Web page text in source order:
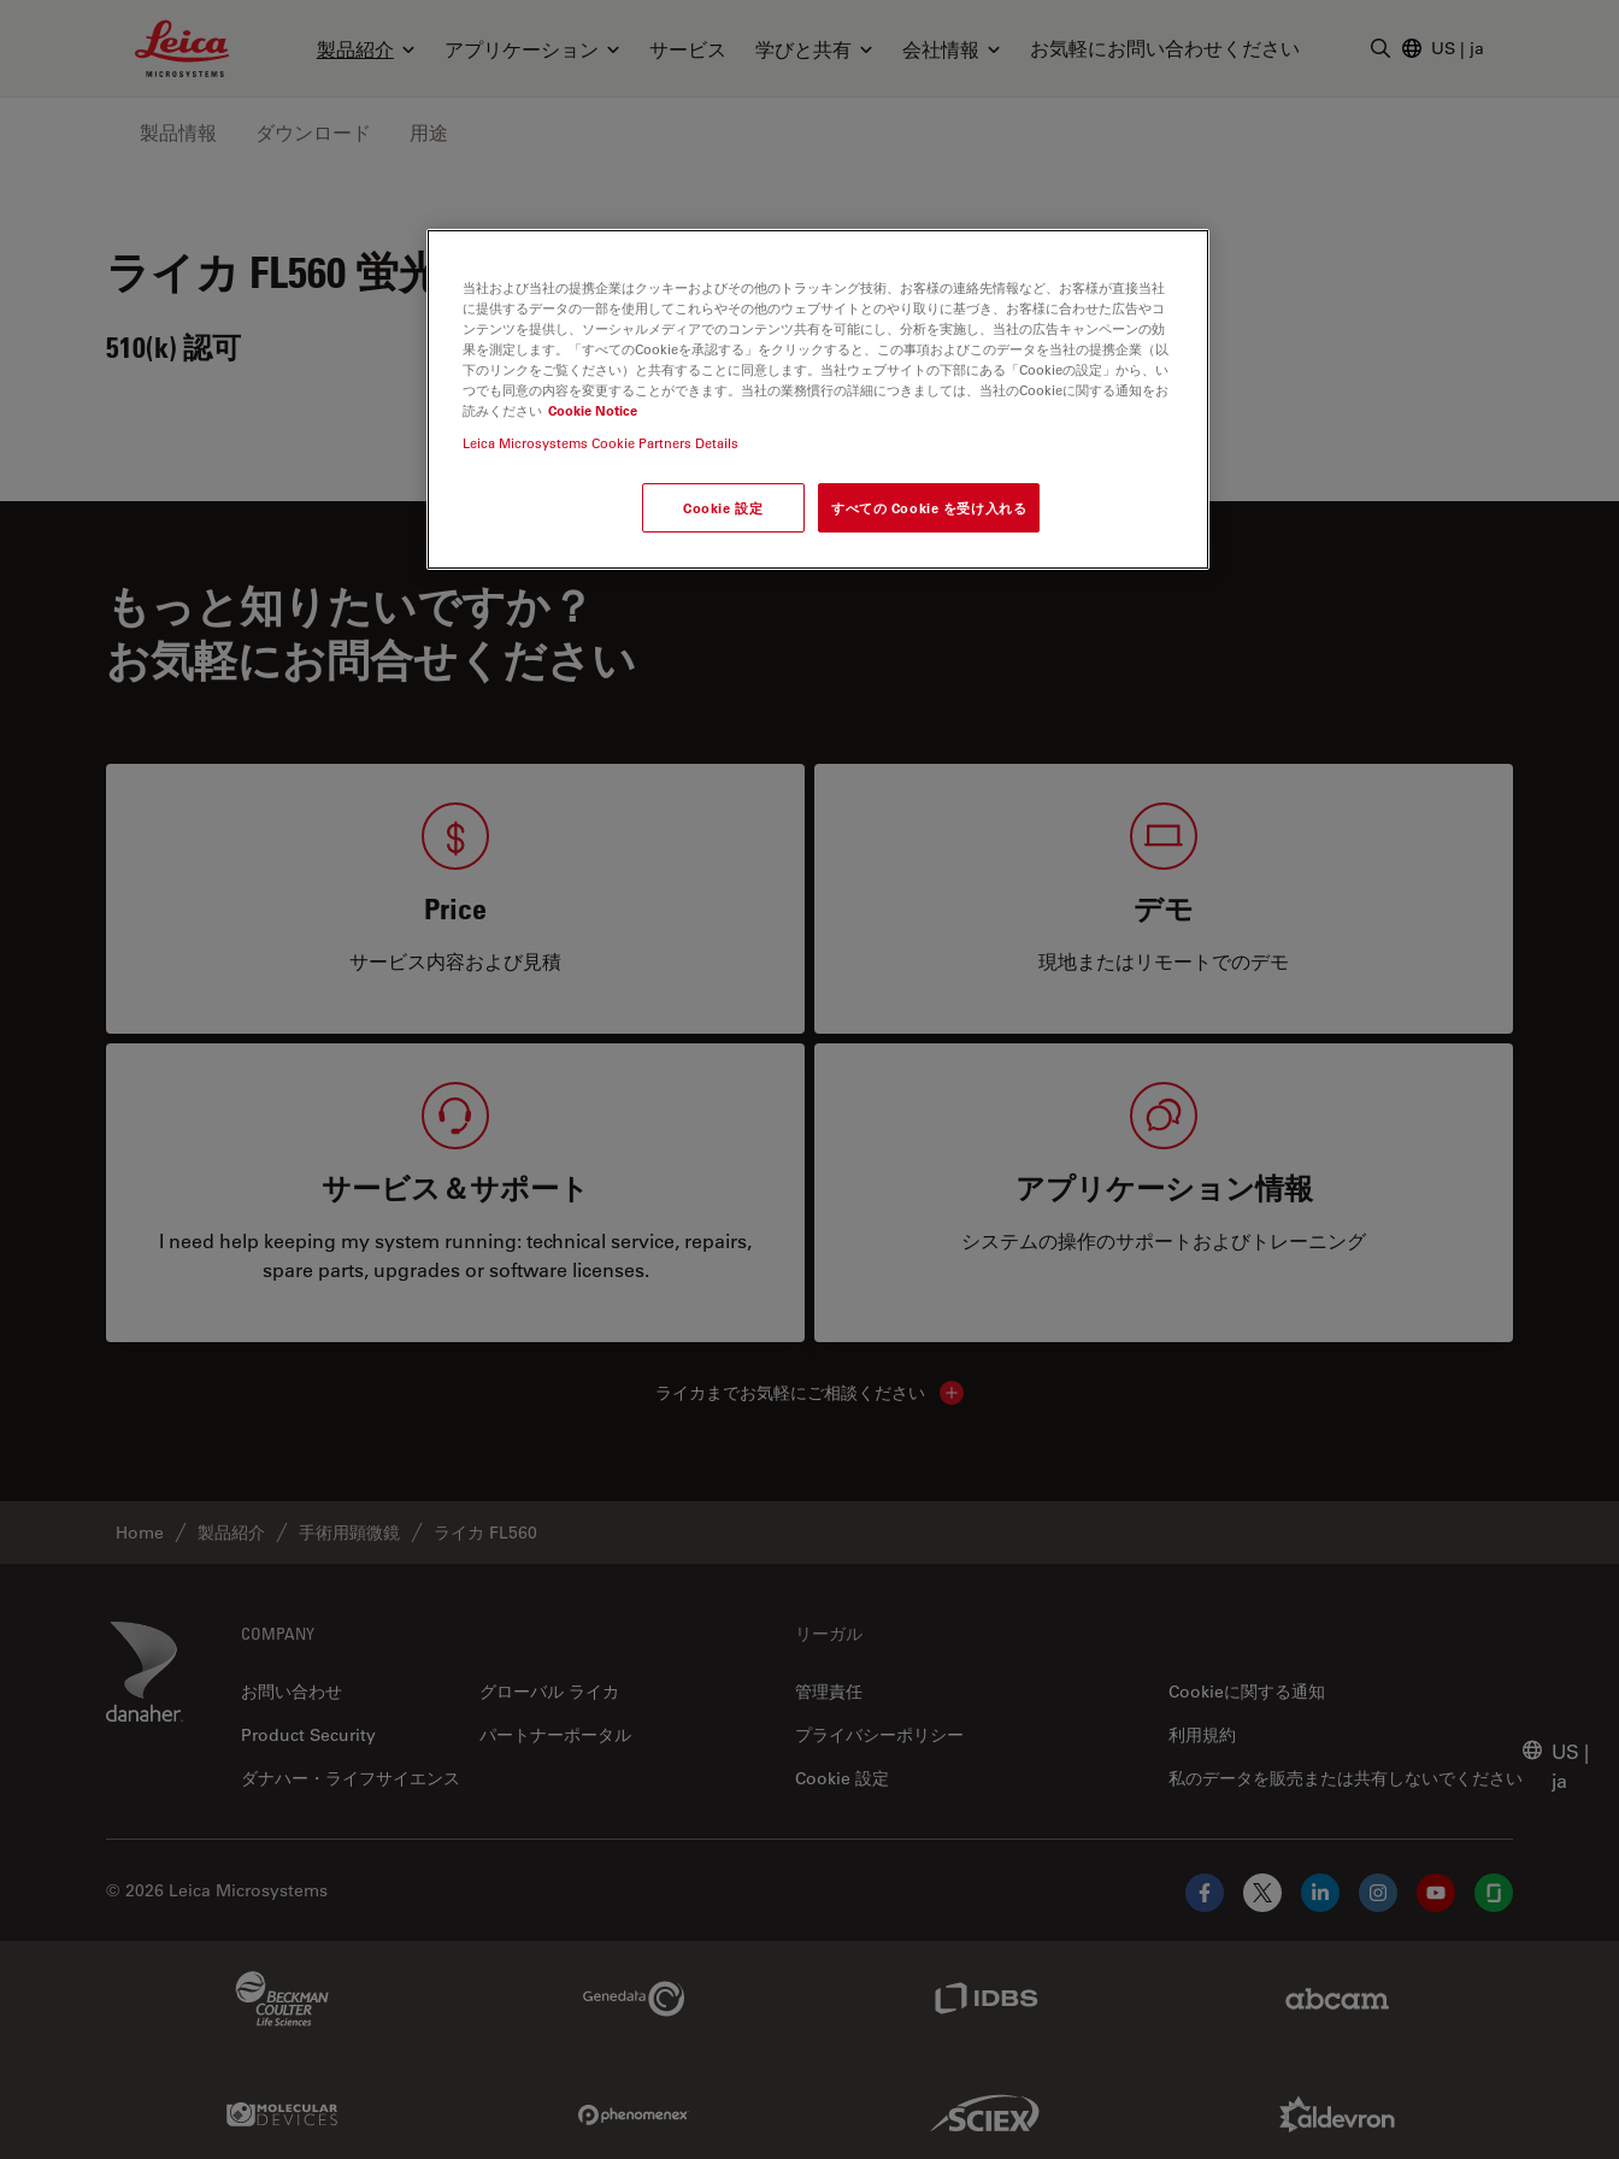
Leica Microsystems Logo
製品紹介 アプリケーション サービス 学びと共有 会社情報 お気軽にお問い合わせください US | ja
製品情報 ダウンロード 用途
ライカ FL560 蛍光モジュール
510(k) 認可
もっと知りたいですか？
お気軽にお問合せください
Price
サービス内容および見積
デモ
現地またはリモートでのデモ
サービス＆サポート
I need help keeping my system running: technical service, repairs,
spare parts, upgrades or software licenses.
アプリケーション情報
システムの操作のサポートおよびトレーニング
ライカまでお気軽にご相談ください Show local contacts
Home 製品紹介 手術用顕微鏡 ライカ FL560
Danaher Logo COMPANY
お問い合わせ
グローバル ライカ
Product Security
パートナーポータル
ダナハー・ライフサイエンス
リーガル
管理責任
Cookieに関する通知
プライバシーポリシー
私のデータを販売または共有しないでください
利用規約
Cookie 設定
US |
ja
© 2026 Leica Microsystems
Facebook
X LinkedInInstagramYouTubeGlassdoor
Genedata Link
Molecular Devices Link Sciex Link
当社および当社の提携企業はクッキーおよびその他のトラッキング技術、お客様の連絡先情報など、お客様が直接当社
に提供するデータの一部を使用してこれらやその他のウェブサイトとのやり取りに基づき、お客様に合わせた広告やコ
ンテンツを提供し、ソーシャルメディアでのコンテンツ共有を可能にし、分析を実施し、当社の広告キャンペーンの効
果を測定します。「すべてのCookieを承認する」をクリックすると、この事項およびこのデータを当社の提携企業（以
下のリンクをご覧ください）と共有することに同意します。当社ウェブサイトの下部にある「Cookieの設定」から、い
つでも同意の内容を変更することができます。当社の業務慣行の詳細につきましては、当社のCookieに関する通知をお
読みください Cookie Notice
Leica Microsystems Cookie Partners Details
Cookie 設定 すべての Cookie を受け入れる